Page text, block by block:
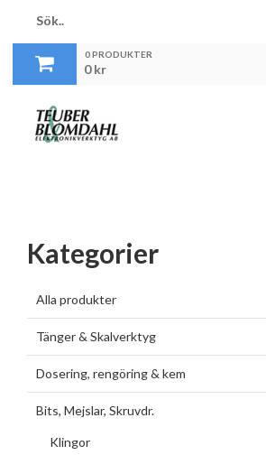
0 PRODUKTER
0kr
Kategorier
Alla produkter
Tänger & Skalverktyg
Dosering, rengöring & kem
Bits, Mejslar, Skruvdr.
Klingor